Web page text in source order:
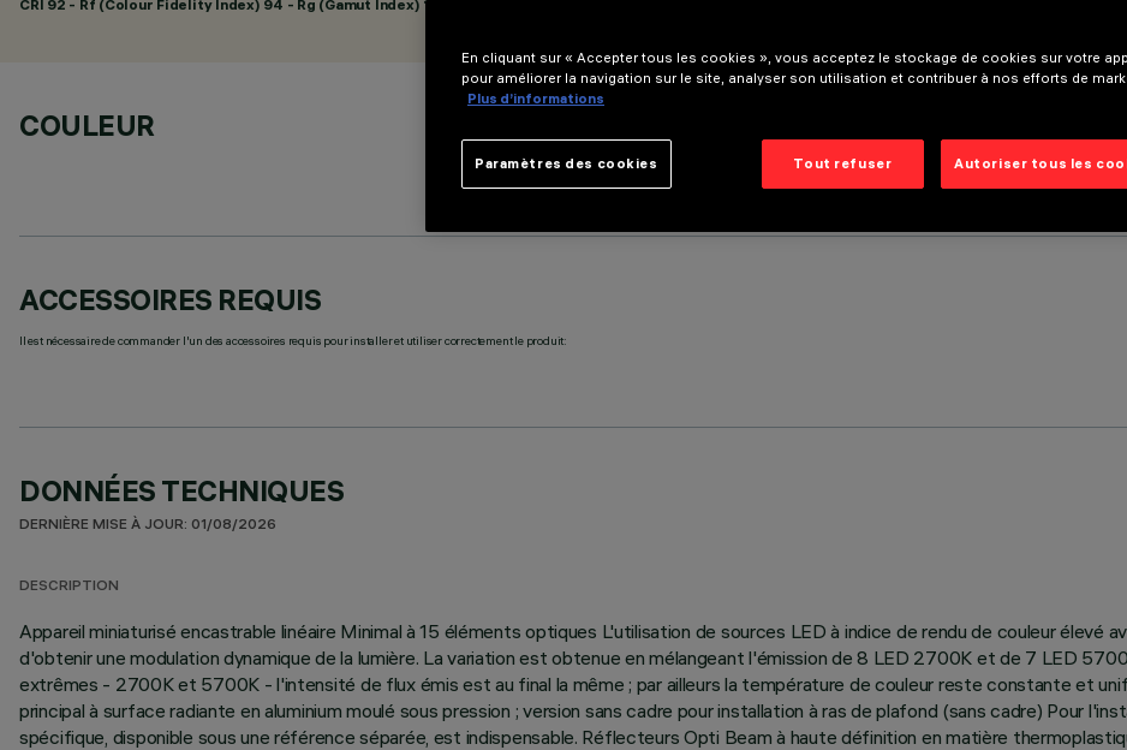
CRI 92 - Rf (Colour Fidelity Index) 94 - Rg (Gamut Index) 104
COULEUR
ACCESSOIRES REQUIS
Il est nécessaire de commander l'un des accessoires requis pour installer et utiliser correctement le produit:
DONNÉES TECHNIQUES
DERNIÈRE MISE À JOUR: 01/08/2026
DESCRIPTION
Appareil miniaturisé encastrable linéaire Minimal à 15 éléments optiques L'utilisation de sources LED à indice de rendu de couleur
d'obtenir une modulation dynamique de la lumière. La variation est obtenue en mélangeant l'émission de 8 LED 2700K et de 7 LED
extrêmes - 2700K et 5700K - l'intensité de flux émis est au final la même ; par ailleurs la température de couleur reste constante et
principal à surface radiante en aluminium moulé sous pression ; version sans cadre pour installation à ras de plafond (sans cadre) Pour
spécifique, disponible sous une référence séparée, est indispensable. Réflecteurs Opti Beam à haute définition en matière
En cliquant sur « Accepter tous les cookies », vous acceptez le stockage de cookies sur votre
pour améliorer la navigation sur le site, analyser son utilisation et contribuer à nos efforts de
Plus d’informations
Tout refuser Autoriser tous les
Paramètres des cookies